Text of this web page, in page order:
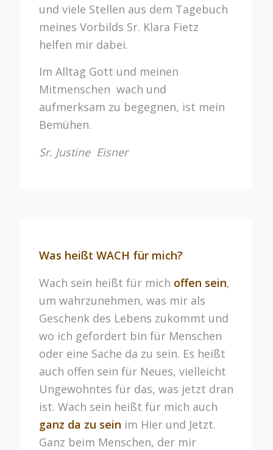
und viele Stellen aus dem Tagebuch
meines Vorbilds Sr. Klara Fietz
helfen mir dabei.
Im Alltag Gott und meinen
Mitmenschen wach und
aufmerksam zu begegnen, ist mein
Bemühen.
Sr. Justine Eisner
Was heißt WACH für mich?
Wach sein heißt für mich offen sein,
um wahrzunehmen, was mir als
Geschenk des Lebens zukommt und
wo ich gefordert bin für Menschen
oder eine Sache da zu sein. Es heißt
auch offen sein für Neues, vielleicht
Ungewohntes für das, was jetzt dran
ist. Wach sein heißt für mich auch
ganz da zu sein im Hier und Jetzt.
Ganz beim Menschen, der mir